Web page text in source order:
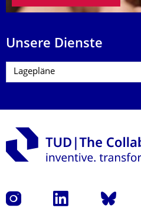
Unsere Dienste
Instagram LinkedIn Bluesky